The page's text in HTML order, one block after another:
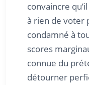
convaincre
à rien de voter
condamné à
scores
connue du
détourner